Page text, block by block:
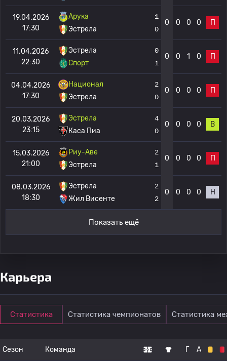
19.04.2026
17:30
Арука
Эстрела
1
0
0 0 0 0 П
11.04.2026
22:30
Эстрела
Спорт
0
1
0 0 1 0 П
04.04.2026
17:30
Национал
Эстрела
2
0
0 0 0 0 П
20.03.2026
23:15
Эстрела
Каса Пиа
4
0
0 0 0 0 В
15.03.2026
21:00
Риу-Аве
Эстрела
2
1
0 0 0 0 П
08.03.2026
18:30
Эстрела
Жил Висенте
2
2
0 0 0 0 Н
Показать ещё
Карьера
Статистика Статистика чемпионатов Статистика
Сезон Команда Г А